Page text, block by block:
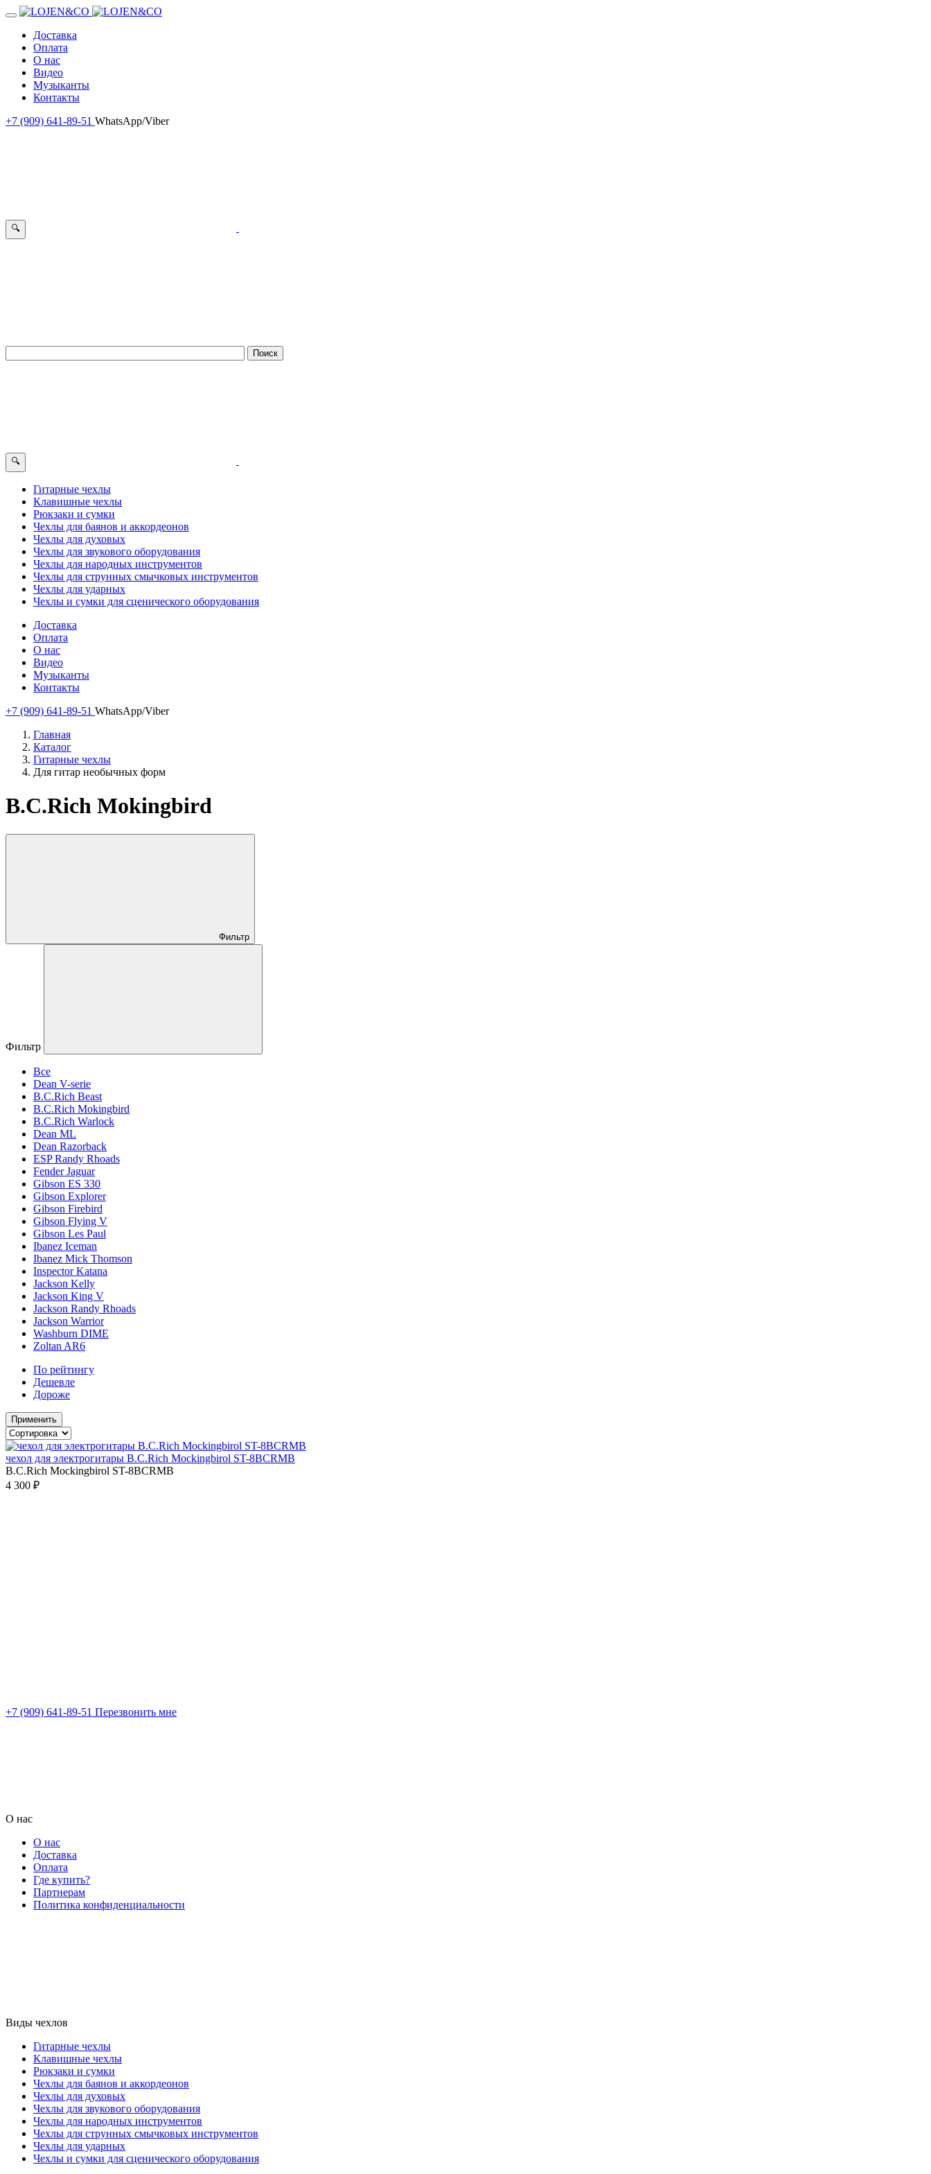
Доставка
Оплата
О нас
Видео
Музыканты
Контакты
+7 (909) 641-89-51 WhatsApp/Viber
🔍
🔍
Гитарные чехлы
Клавишные чехлы
Рюкзаки и сумки
Чехлы для баянов и аккордеонов
Чехлы для духовых
Чехлы для звукового оборудования
Чехлы для народных инструментов
Чехлы для струнных смычковых инструментов
Чехлы для ударных
Чехлы и сумки для сценического оборудования
Доставка
Оплата
О нас
Видео
Музыканты
Контакты
+7 (909) 641-89-51 WhatsApp/Viber
Главная
Каталог
Гитарные чехлы
Для гитар необычных форм
B.C.Rich Mokingbird
Фильтр
Фильтр
Все
Dean V-serie
B.C.Rich Beast
B.C.Rich Mokingbird
B.C.Rich Warlock
Dean ML
Dean Razorback
ESP Randy Rhoads
Fender Jaguar
Gibson ES 330
Gibson Explorer
Gibson Firebird
Gibson Flying V
Gibson Les Paul
Ibanez Iceman
Ibanez Mick Thomson
Inspector Katana
Jackson Kelly
Jackson King V
Jackson Randy Rhoads
Jackson Warrior
Washburn DIME
Zoltan AR6
По рейтингу
Дешевле
Дороже
Применить
чехол для электрогитары B.C.Rich Mockingbirol ST-8BCRMB
B.C.Rich Mockingbirol ST-8BCRMB
4 300 ₽
+7 (909) 641-89-51 Перезвонить мне
О нас
О нас
Доставка
Оплата
Где купить?
Партнерам
Политика конфиденциальности
Виды чехлов
Гитарные чехлы
Клавишные чехлы
Рюкзаки и сумки
Чехлы для баянов и аккордеонов
Чехлы для духовых
Чехлы для звукового оборудования
Чехлы для народных инструментов
Чехлы для струнных смычковых инструментов
Чехлы для ударных
Чехлы и сумки для сценического оборудования